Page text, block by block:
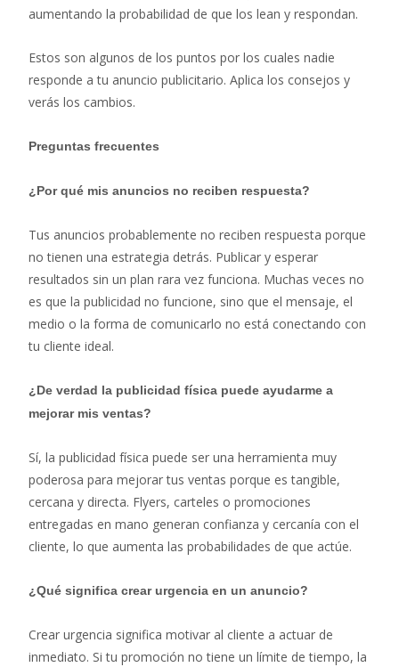
aumentando la probabilidad de que los lean y respondan.
Estos son algunos de los puntos por los cuales nadie
responde a tu anuncio publicitario. Aplica los consejos y
verás los cambios.
Preguntas frecuentes
¿Por qué mis anuncios no reciben respuesta?
Tus anuncios probablemente no reciben respuesta porque
no tienen una estrategia detrás. Publicar y esperar
resultados sin un plan rara vez funciona. Muchas veces no
es que la publicidad no funcione, sino que el mensaje, el
medio o la forma de comunicarlo no está conectando con
tu cliente ideal.
¿De verdad la publicidad física puede ayudarme a
mejorar mis ventas?
Sí, la publicidad física puede ser una herramienta muy
poderosa para mejorar tus ventas porque es tangible,
cercana y directa. Flyers, carteles o promociones
entregadas en mano generan confianza y cercanía con el
cliente, lo que aumenta las probabilidades de que actúe.
¿Qué significa crear urgencia en un anuncio?
Crear urgencia significa motivar al cliente a actuar de
inmediato. Si tu promoción no tiene un límite de tiempo, la